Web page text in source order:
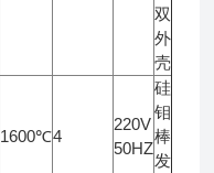
双
外
壳
1600℃4
220V
50HZ
硅
钼
棒
发